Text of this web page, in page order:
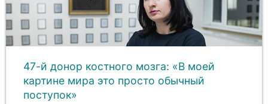
47-й донор костного мозга: «В моей
картине мира это просто обычный
поступок»